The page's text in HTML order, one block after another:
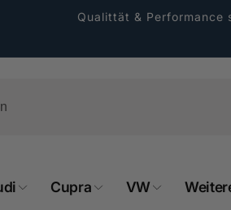
Qualittät & Performance
Cupra VW
GmbH